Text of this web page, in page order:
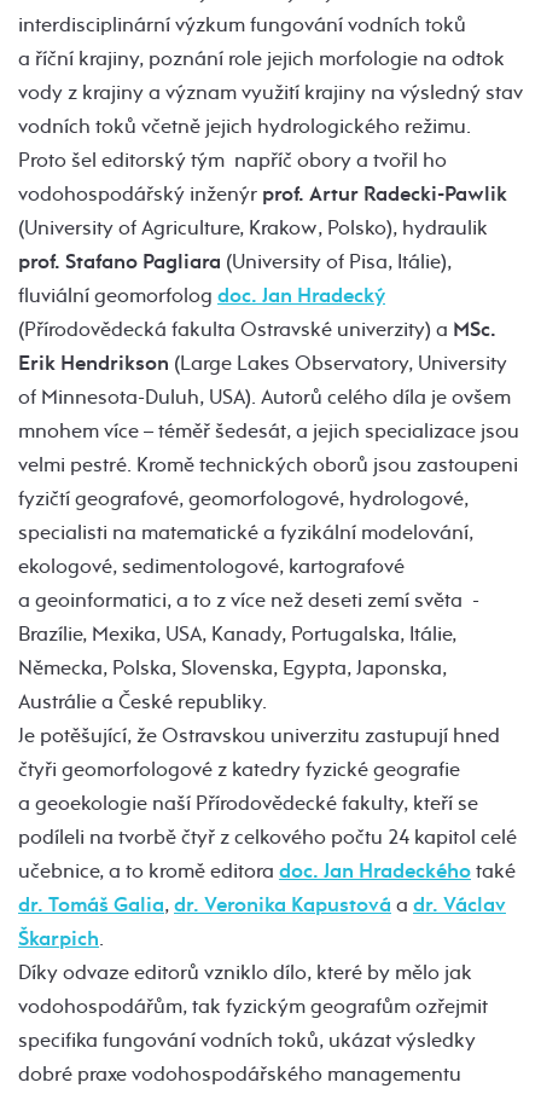
interdisciplinární výzkum fungování vodních toků
a říční krajiny, poznání role jejich morfologie na odtok
vody z krajiny a význam využití krajiny na výsledný stav
vodních toků včetně jejich hydrologického režimu.
Proto šel editorský tým napříč obory a tvořil ho
vodohospodářský inženýr prof. Artur Radecki-Pawlik
(University of Agriculture, Krakow, Polsko), hydraulik
prof. Stafano Pagliara (University of Pisa, Itálie),
fluviální geomorfolog doc. Jan Hradecký
(Přírodovědecká fakulta Ostravské univerzity) a MSc.
Erik Hendrikson (Large Lakes Observatory, University
of Minnesota-Duluh, USA). Autorů celého díla je ovšem
mnohem více – téměř šedesát, a jejich specializace jsou
velmi pestré. Kromě technických oborů jsou zastoupeni
fyzičtí geografové, geomorfologové, hydrologové,
specialisti na matematické a fyzikální modelování,
ekologové, sedimentologové, kartografové
a geoinformatici, a to z více než deseti zemí světa -
Brazílie, Mexika, USA, Kanady, Portugalska, Itálie,
Německa, Polska, Slovenska, Egypta, Japonska,
Austrálie a České republiky.
Je potěšující, že Ostravskou univerzitu zastupují hned
čtyři geomorfologové z katedry fyzické geografie
a geoekologie naší Přírodovědecké fakulty, kteří se
podíleli na tvorbě čtyř z celkového počtu 24 kapitol celé
učebnice, a to kromě editora doc. Jan Hradeckéhotaké
dr. Tomáš Galia,dr. Veronika Kapustová a dr. Václav
Škarpich.
Díky odvaze editorů vzniklo dílo, které by mělo jak
vodohospodářům, tak fyzickým geografům ozřejmit
specifika fungování vodních toků, ukázat výsledky
dobré praxe vodohospodářského managementu